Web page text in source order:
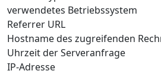
verwendetes Betriebssystem
Referrer URL
Hostname des zugreifenden
Uhrzeit der Serveranfrage
IP-Adresse